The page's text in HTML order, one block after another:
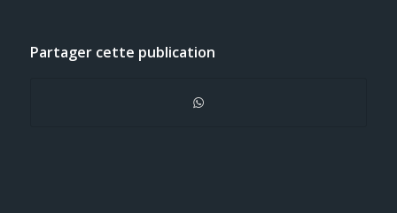
Partager cette publication